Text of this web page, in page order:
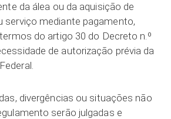
da álea ou da aquisição de
serviço mediante pagamento,
do artigo 30 do Decreto n.º
de autorização prévia da
divergências ou situações não
serão julgadas e